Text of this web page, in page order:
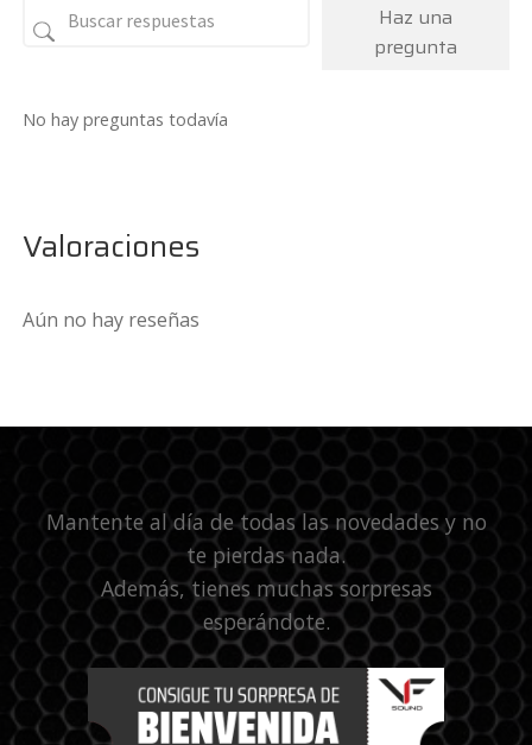
Haz una
pregunta
No hay preguntas todavía
Valoraciones
Aún no hay reseñas
Mantente al día de todas las novedades y no
te pierdas nada.
Además, tienes muchas sorpresas
esperándote.